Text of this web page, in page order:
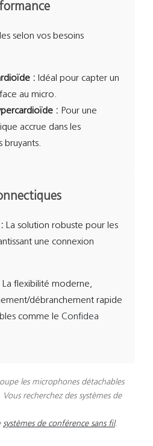
selon vos besoins
: Idéal pour capter un
au micro.
: Pour une
accrue dans les
bruyants.
La solution robuste pour les
une connexion
La flexibilité moderne,
débranchement rapide
comme le Confidea
les microphones détachables
recherchez des systèmes de
systèmes de conférence sans fil.